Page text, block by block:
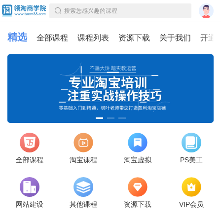
搜索您感兴趣的课程
精选 全部课程 课程列表 资源下载 关于我们 开通
全部课程 淘宝课程 淘宝虚拟 PS美工
网站建设 其他课程 资源下载 VIP会员